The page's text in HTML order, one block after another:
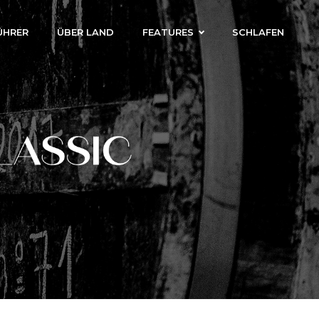
ÜBER LAND FEATURES SCHLAFEN